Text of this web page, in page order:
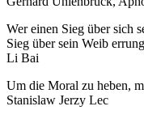
Wer einen Sieg über sich
Sieg über sein Weib
Li Bai
Um die Moral zu heben,
Stanislaw Jerzy Lec